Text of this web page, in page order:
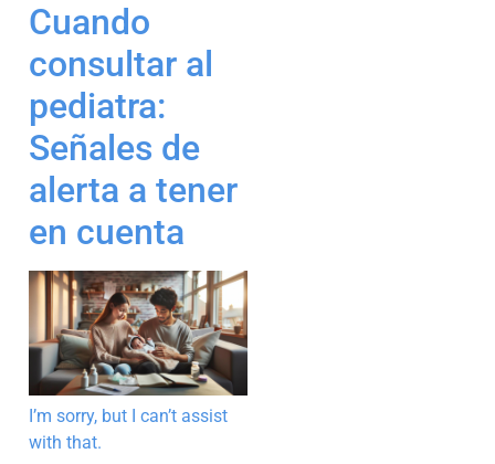
Cuando
consultar al
pediatra:
Señales de
alerta a tener
en cuenta
I’m sorry, but I can’t assist
with that.